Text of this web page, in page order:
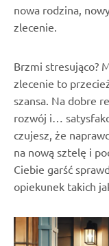
nowa rodzina,
zlecenie.
Brzmi stresująco?
zlecenie to
szansa. Na dobre
rozwój i…
czujesz, że
na nową sztelę i
Ciebie garść
opiekunek takich